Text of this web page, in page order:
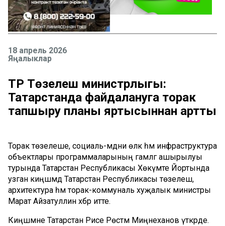
18 апрель 2026
Яңалыклар
ТР Төзелеш министрлыгы:
Татарстанда файдалануга торак
тапшыру планы яртысыннан артты
Торак төзелеше, социаль-мәдәни өлкә һәм инфраструктура
объектлары программаларының гамәлгә ашырылуы
турында Татарстан Республикасы Хөкүмәте Йортында
узган киңәшмәдә Татарстан Республикасы төзелеш,
архитектура һәм торак-коммуналь хуҗалык министры
Марат Айзатуллин хәбәр итте.
Киңәшмәне Татарстан Рәисе Рөстәм Миңнеханов үткәрде.